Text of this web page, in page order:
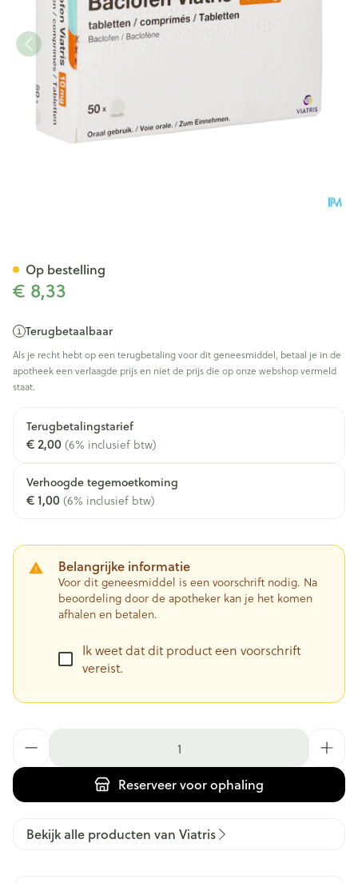
€ 8,33
Terugbetaalbaar
Als je recht hebt op een terugbetaling voor dit geneesmiddel, betaal je in de
apotheek een verlaagde prijs en niet de prijs die op onze webshop vermeld
staat.
Terugbetalingstarief
€ 2,00(6% inclusief btw)
Verhoogde tegemoetkoming
€ 1,00(6% inclusief btw)
Belangrijke informatie
Voor dit geneesmiddel is een voorschrift nodig. Na
beoordeling door de apotheker kan je het komen
afhalen en betalen.
Ik weet dat dit product een voorschrift
vereist.
Reserveervoor ophaling
Op bestelling
Bekijk alle producten van Viatris